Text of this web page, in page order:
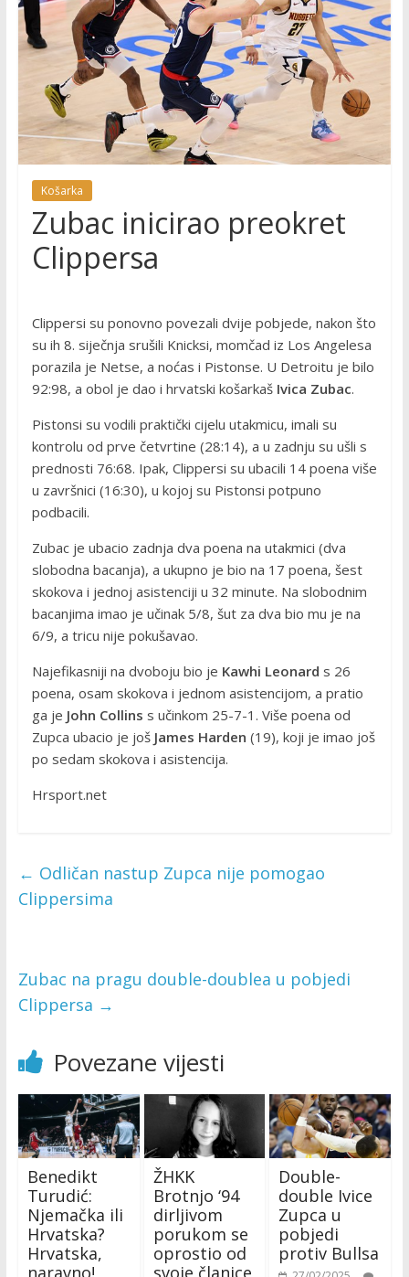
Košarka
Zubac inicirao preokret
Clippersa
Clippersi su ponovno povezali dvije pobjede, nakon što
su ih 8. siječnja srušili Knicksi, momčad iz Los Angelesa
porazila je Netse, a noćas i Pistonse. U Detroitu je bilo
92:98, a obol je dao i hrvatski košarkaš Ivica Zubac.
Pistonsi su vodili praktički cijelu utakmicu, imali su
kontrolu od prve četvrtine (28:14), a u zadnju su ušli s
prednosti 76:68. Ipak, Clippersi su ubacili 14 poena više
u završnici (16:30), u kojoj su Pistonsi potpuno
podbacili.
Zubac je ubacio zadnja dva poena na utakmici (dva
slobodna bacanja), a ukupno je bio na 17 poena, šest
skokova i jednoj asistenciji u 32 minute. Na slobodnim
bacanjima imao je učinak 5/8, šut za dva bio mu je na
6/9, a tricu nije pokušavao.
Najefikasniji na dvoboju bio je Kawhi Leonard s 26
poena, osam skokova i jednom asistencijom, a pratio
ga je John Collins s učinkom 25-7-1. Više poena od
Zupca ubacio je još James Harden (19), koji je imao još
po sedam skokova i asistencija.
Hrsport.net
← Odličan nastup Zupca nije pomogao
Clippersima
Zubac na pragu double-doublea u pobjedi
Clippersa →
Povezane vijesti
Benedikt
Turudić:
Njemačka ili
Hrvatska?
Hrvatska,
naravno!
ŽHKK
Brotnjo ‘94
dirljivom
porukom se
oprostio od
svoje članice
Double-
double Ivice
Zupca u
pobjedi
protiv Bullsa